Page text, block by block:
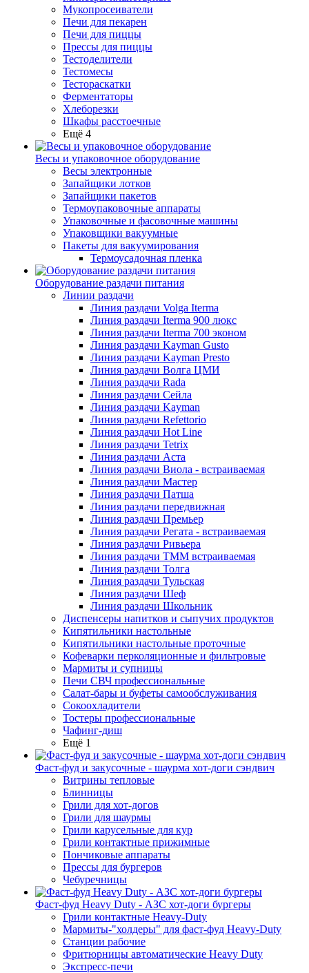
Мукопросеиватели
Печи для пекарен
Печи для пиццы
Прессы для пиццы
Тестоделители
Тестомесы
Тестораскатки
Ферментаторы
Хлеборезки
Шкафы расстоечные
Ещё 4
Весы и упаковочное оборудование
Весы электронные
Запайщики лотков
Запайщики пакетов
Термоупаковочные аппараты
Упаковочные и фасовочные машины
Упаковщики вакуумные
Пакеты для вакуумирования
Термоусадочная пленка
Оборудование раздачи питания
Линии раздачи
Линия раздачи Volga Iterma
Линия раздачи Iterma 900 люкс
Линия раздачи Iterma 700 эконом
Линия раздачи Kayman Gusto
Линия раздачи Kayman Presto
Линия раздачи Волга ЦМИ
Линия раздачи Rada
Линия раздачи Сейла
Линия раздачи Kayman
Линия раздачи Refettorio
Линия раздачи Hot Line
Линия раздачи Tetrix
Линия раздачи Аста
Линия раздачи Виола - встраиваемая
Линия раздачи Мастер
Линия раздачи Патша
Линия раздачи передвижная
Линия раздачи Премьер
Линия раздачи Регата - встраиваемая
Линия раздачи Ривьера
Линия раздачи ТММ встраиваемая
Линия раздачи Толга
Линия раздачи Тульская
Линия раздачи Шеф
Линия раздачи Школьник
Диспенсеры напитков и сыпучих продуктов
Кипятильники настольные
Кипятильники настольные проточные
Кофеварки перколяционные и фильтровые
Мармиты и супницы
Печи СВЧ профессиональные
Салат-бары и буфеты самообслуживания
Сокоохладители
Тостеры профессиональные
Чафинг-диш
Ещё 1
Фаст-фуд и закусочные - шаурма хот-доги сэндвич
Витрины тепловые
Блинницы
Грили для хот-догов
Грили для шаурмы
Грили карусельные для кур
Грили контактные прижимные
Пончиковые аппараты
Прессы для бургеров
Чебуречницы
Фаст-фуд Heavy Duty - АЗС хот-доги бургеры
Грили контактные Heavy-Duty
Мармиты-"холдеры" для фаст-фуд Heavy-Duty
Станции рабочие
Фритюрницы автоматические Heavy Duty
Экспресс-печи